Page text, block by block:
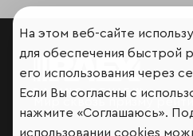
На этом веб-сайте
для обеспечения быстрой
его использования через
Если Вы согласны с
нажмите «Соглашаюсь».
использовании cookies